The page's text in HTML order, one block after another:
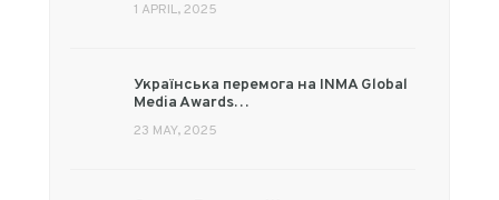
1 APRIL, 2025
Українська перемога на INMA Global
Media Awards…
23 MAY, 2025